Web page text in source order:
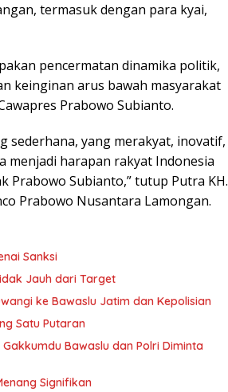
termasuk dengan para kyai,
pencermatan dinamika politik,
keinginan arus bawah masyarakat
Prabowo Subianto.
sederhana, yang merakyat, inovatif,
menjadi harapan rakyat Indonesia
Prabowo Subianto,” tutup Putra KH.
Prabowo Nusantara Lamongan.
Sanksi
Jauh dari Target
ke Bawaslu Jatim dan Kepolisian
Satu Putaran
Bawaslu dan Polri Diminta
Signifikan